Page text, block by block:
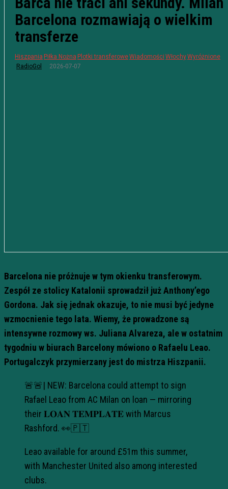
Barcelona rozmawiają o wielkim
transferze
Hiszpania Piłka Nożna Plotki transferoweWiadomości WłochyWyróżnione
RadioGol
2026-07-07
Barcelona nie próżnuje w tym okienku transferowym.
Zespół ze stolicy Katalonii sprowadził już Anthony’ego
Gordona. Jak się jednak okazuje, to nie musi być jedyne
wzmocnienie tego lata. Wiemy, że prowadzone są
intensywne rozmowy ws. Juliana Alvareza, ale w ostatnim
tygodniu w biurach Barcelony mówiono o Rafaelu Leao.
Portugalczyk przymierzany jest do mistrza Hiszpanii.
🚨🚨| NEW: Barcelona could attempt to sign
Rafael Leao from AC Milan on loan — mirroring
their 𝐋𝐎𝐀𝐍 𝐓𝐄𝐌𝐏𝐋𝐀𝐓𝐄 with Marcus
Rashford. 👀🇵🇹
Leao available for around £51m this summer,
with Manchester United also among interested
clubs.